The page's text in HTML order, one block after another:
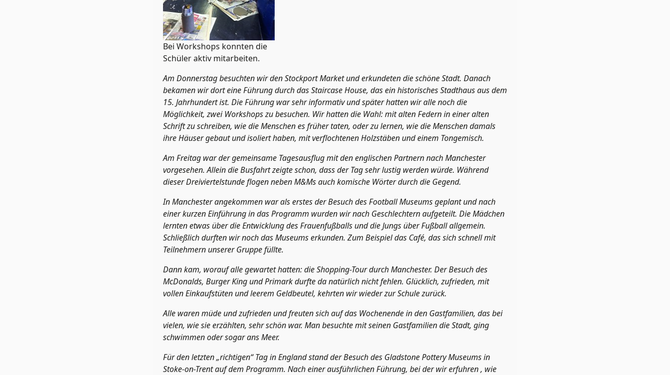
Bei Workshops konnten die
Schüler aktiv mitarbeiten.
Am Donnerstag besuchten wir den Stockport Market und erkundeten die schöne Stadt. Danach
bekamen wir dort eine Führung durch das Staircase House, das ein historisches Stadthaus aus dem
15. Jahrhundert ist. Die Führung war sehr informativ und später hatten wir alle noch die
Möglichkeit, zwei Workshops zu besuchen. Wir hatten die Wahl: mit alten Federn in einer alten
Schrift zu schreiben, wie die Menschen es früher taten, oder zu lernen, wie die Menschen damals
ihre Häuser gebaut und isoliert haben, mit verflochtenen Holzstäben und einem Tongemisch.
Am Freitag war der gemeinsame Tagesausflug mit den englischen Partnern nach Manchester
vorgesehen. Allein die Busfahrt zeigte schon, dass der Tag sehr lustig werden würde. Während
dieser Dreiviertelstunde flogen neben M&Ms auch komische Wörter durch die Gegend.
In Manchester angekommen war als erstes der Besuch des Football Museums geplant und nach
einer kurzen Einführung in das Programm wurden wir nach Geschlechtern aufgeteilt. Die Mädchen
lernten etwas über die Entwicklung des Frauenfußballs und die Jungs über Fußball allgemein.
Schließlich durften wir noch das Museums erkunden. Zum Beispiel das Café, das sich schnell mit
Teilnehmern unserer Gruppe füllte.
Dann kam, worauf alle gewartet hatten: die Shopping-Tour durch Manchester. Der Besuch des
McDonalds, Burger King und Primark durfte da natürlich nicht fehlen. Glücklich, zufrieden, mit
vollen Einkaufstüten und leerem Geldbeutel, kehrten wir wieder zur Schule zurück.
Alle waren müde und zufrieden und freuten sich auf das Wochenende in den Gastfamilien, das bei
vielen, wie sie erzählten, sehr schön war. Man besuchte mit seinen Gastfamilien die Stadt, ging
schwimmen oder sogar ans Meer.
Für den letzten „richtigen“ Tag in England stand der Besuch des Gladstone Pottery Museums in
Stoke-on-Trent auf dem Programm. Nach einer ausführlichen Führung, bei der wir erfuhren , wie